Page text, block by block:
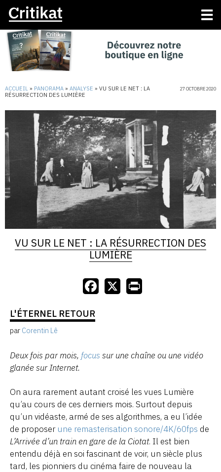
ACCUEIL » PANORAMA » ANALYSE » VU SUR LE NET : LA
RÉSURRECTION DES LUMIÈRE
27 OCTOBRE 2020
VU SUR LE NET : LA RÉSURRECTION DES
LUMIÈRE
L'ÉTERNEL RETOUR
par Corentin Lê
Deux fois par mois, focus sur une chaîne ou une vidéo
glanée sur Internet.
On aura rarement autant croisé les vues Lumière
qu’au cours de ces derniers mois. Surtout depuis
qu’un vidéaste, armé de ses algorithmes, a eu l’idée
de proposer une remasterisation sonore/4K/60fps de
L’Arrivée d’un train en gare de la Ciotat. Il est bien
entendu déjà en soi fascinant de voir, un siècle plus
tard, les pionniers du cinéma faire de nouveau la